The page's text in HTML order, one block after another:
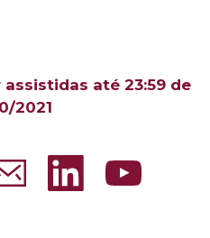
até 23:59 de
2021